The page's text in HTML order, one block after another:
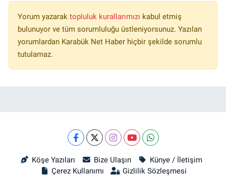
Yorum yazarak topluluk kurallarımızı kabul etmiş
bulunuyor ve tüm sorumluluğu üstleniyorsunuz. Yazılan
yorumlardan Karabük Net Haber hiçbir şekilde sorumlu
tutulamaz.
Köşe Yazıları Bize Ulaşın
Künye / İletişim
Çerez Kullanımı
Gizlilik Sözleşmesi